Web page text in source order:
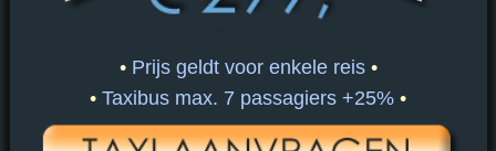
•Prijs geldt voor enkele reis •
• Taxibus max. 7 passagiers +25% •